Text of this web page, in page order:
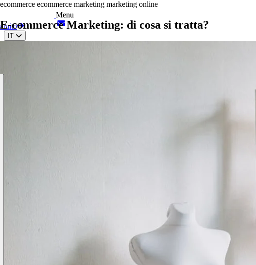
Menu
IT
ecommerce ecommerce marketing marketing online
E-commerce Marketing: di cosa si tratta?